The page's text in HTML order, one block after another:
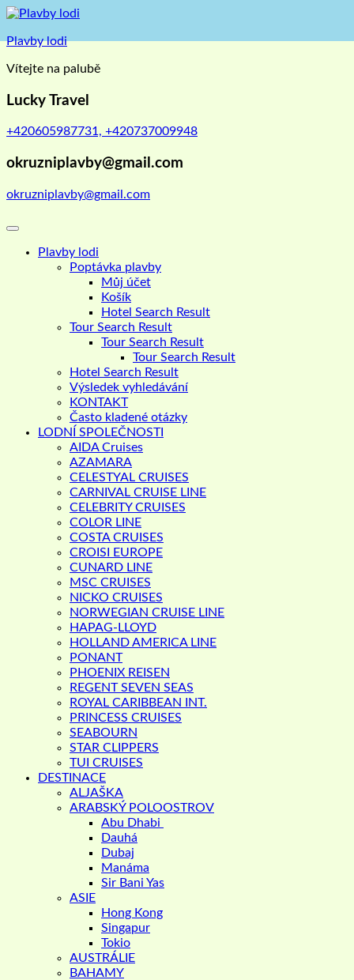
Skip
content
Plavby lodi
Vítejte na palubě
Lucky Travel
+420605987731, +420737009948
okruzniplavby@gmail.com
okruzniplavby@gmail.com
Plavby lodi
Poptávka plavby
Můj účet
Košík
Hotel Search Result
Tour Search Result
Tour Search Result
Tour Search Result
Hotel Search Result
Výsledek vyhledávání
KONTAKT
Často kladené otázky
LODNÍ SPOLEČNOSTI
AIDA Cruises
AZAMARA
CELESTYAL CRUISES
CARNIVAL CRUISE LINE
CELEBRITY CRUISES
COLOR LINE
COSTA CRUISES
CROISI EUROPE
CUNARD LINE
MSC CRUISES
NICKO CRUISES
NORWEGIAN CRUISE LINE
HAPAG-LLOYD
HOLLAND AMERICA LINE
PONANT
PHOENIX REISEN
REGENT SEVEN SEAS
ROYAL CARIBBEAN INT.
PRINCESS CRUISES
SEABOURN
STAR CLIPPERS
TUI CRUISES
DESTINACE
ALJAŠKA
ARABSKÝ POLOOSTROV
Abu Dhabi
Dauhá
Dubaj
Manáma
Sir Bani Yas
ASIE
Hong Kong
Singapur
Tokio
AUSTRÁLIE
BAHAMY